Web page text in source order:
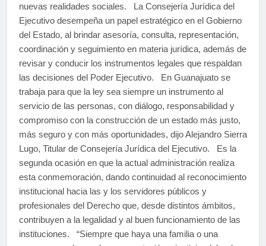
nuevas realidades sociales. La Consejería Jurídica del
Ejecutivo desempeña un papel estratégico en el Gobierno
del Estado, al brindar asesoría, consulta, representación,
coordinación y seguimiento en materia jurídica, además de
revisar y conducir los instrumentos legales que respaldan
las decisiones del Poder Ejecutivo. En Guanajuato se
trabaja para que la ley sea siempre un instrumento al
servicio de las personas, con diálogo, responsabilidad y
compromiso con la construcción de un estado más justo,
más seguro y con más oportunidades, dijo Alejandro Sierra
Lugo, Titular de Consejería Jurídica del Ejecutivo. Es la
segunda ocasión en que la actual administración realiza
esta conmemoración, dando continuidad al reconocimiento
institucional hacia las y los servidores públicos y
profesionales del Derecho que, desde distintos ámbitos,
contribuyen a la legalidad y al buen funcionamiento de las
instituciones. “Siempre que haya una familia o una